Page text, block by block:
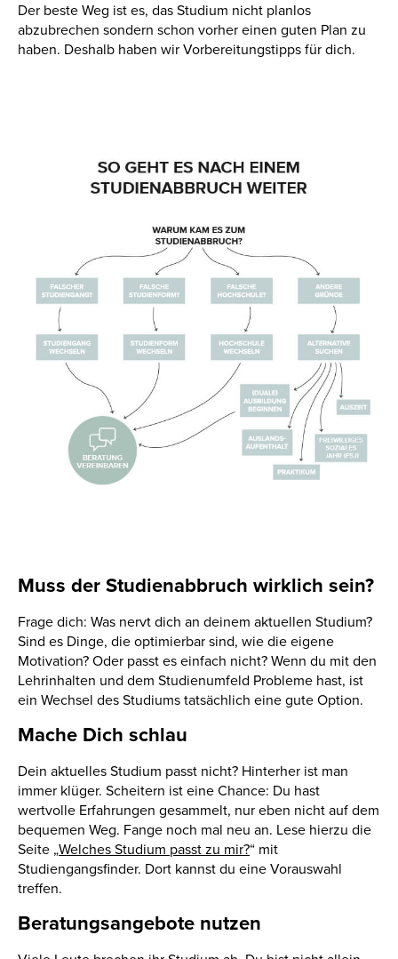
Der beste Weg ist es, das Studium nicht planlos
abzubrechen sondern schon vorher einen guten Plan zu
haben. Deshalb haben wir Vorbereitungstipps für dich.
Muss der Studienabbruch wirklich sein?
Frage dich: Was nervt dich an deinem aktuellen Studium?
Sind es Dinge, die optimierbar sind, wie die eigene
Motivation? Oder passt es einfach nicht? Wenn du mit den
Lehrinhalten und dem Studienumfeld Probleme hast, ist
ein Wechsel des Studiums tatsächlich eine gute Option.
Mache Dich schlau
Dein aktuelles Studium passt nicht? Hinterher ist man
immer klüger. Scheitern ist eine Chance: Du hast
wertvolle Erfahrungen gesammelt, nur eben nicht auf dem
bequemen Weg. Fange noch mal neu an. Lese hierzu die
Seite „Welches Studium passt zu mir?“ mit
Studiengangsfinder. Dort kannst du eine Vorauswahl
treffen.
Beratungsangebote nutzen